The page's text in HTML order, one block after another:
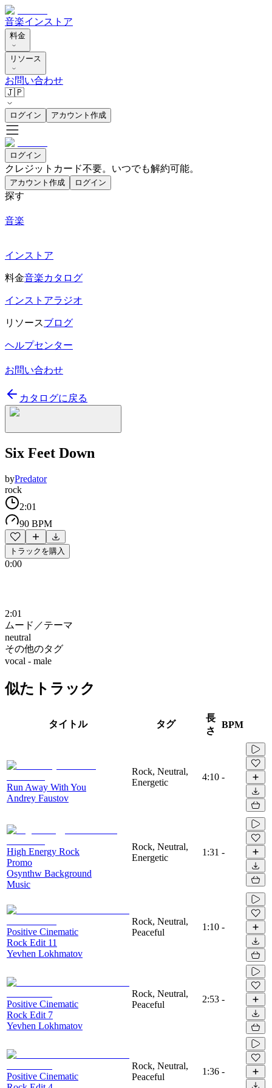
音楽インストア
料金
リソース
お問い合わせ
🇯🇵
ログイン アカウント作成
ログイン
クレジットカード不要。いつでも解約可能。
アカウント作成 ログイン
探す
音楽
インストア
料金音楽カタログ
インストアラジオ
リソースブログ
ヘルプセンター
お問い合わせ
カタログに戻る
Six Feet Down
byPredator
rock
2:01
90 BPM
トラックを購入
0:00
2:01
ムード／テーマ
neutral
その他のタグ
vocal - male
似たトラック
タイトル タグ
長
さ
BPM
Run Away With You
Andrey Faustov
Rock, Neutral,
Energetic
4:10 -
High Energy Rock
Promo
Osynthw Background
Music
Rock, Neutral,
Energetic
1:31 -
Positive Cinematic
Rock Edit 11
Yevhen Lokhmatov
Rock, Neutral,
Peaceful
1:10 -
Positive Cinematic
Rock Edit 7
Yevhen Lokhmatov
Rock, Neutral,
Peaceful
2:53 -
Positive Cinematic
Rock, Neutral,
Peaceful
1:36 -